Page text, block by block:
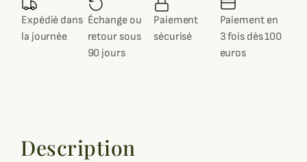
Expédié dans
la journée
Échange ou
retour sous
90 jours
Paiement
sécurisé
Paiement en
3 fois dès 100
euros
Description